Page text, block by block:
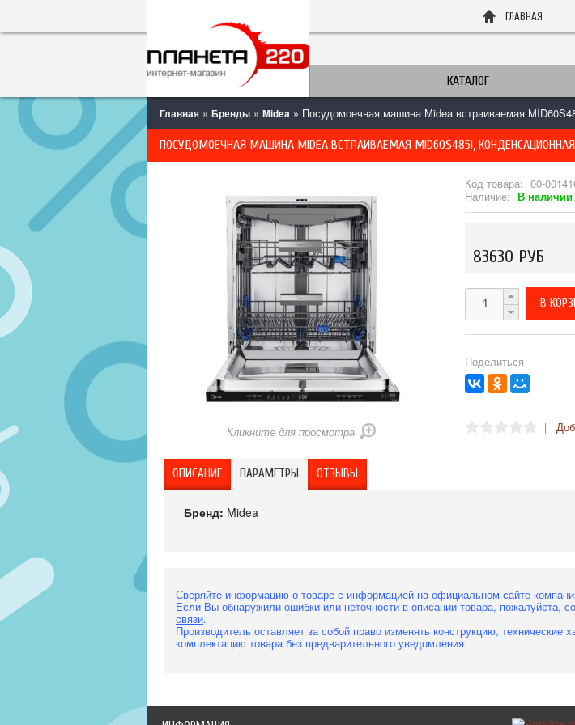
ГЛАВНАЯ
КАТАЛОГ
Главная » Бренды » Midea » Посудомоечная машина Midea встраиваемая
ПОСУДОМОЕЧНАЯ МАШИНА MIDEA ВСТРАИВАЕМАЯ MID60S485I,
Кликните для просмотра
Код товара: 00-
Наличие: В наличии
83630 РУБ
Поделиться
|
ОПИСАНИЕ ПАРАМЕТРЫ ОТЗЫВЫ
Бренд: Midea
Сверяйте информацию о товаре с информацией на официальном сайте
Если Вы обнаружили ошибки или неточности в описании товара, пожалуйста,
связи.
Производитель оставляет за собой право изменять конструкцию, технические
комплектацию товара без предварительного уведомления.